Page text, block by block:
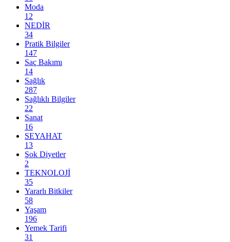
Moda
12
NEDİR
34
Pratik Bilgiler
147
Saç Bakımı
14
Sağlık
287
Sağlıklı Bilgiler
22
Sanat
16
SEYAHAT
13
Şok Diyetler
2
TEKNOLOJİ
35
Yararlı Bitkiler
58
Yaşam
196
Yemek Tarifi
31